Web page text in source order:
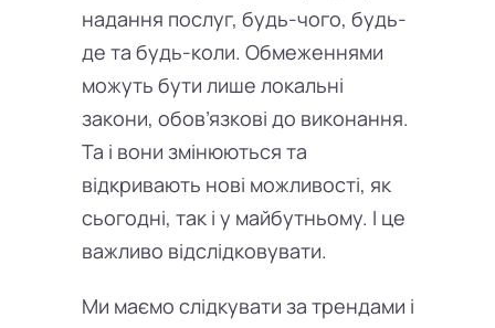
надання послуг, будь-чого, будь-
де та будь-коли. Обмеженнями
можуть бути лише локальні
закони, обов’язкові до виконання.
Та і вони змінюються та
відкривають нові можливості, як
сьогодні, так і у майбутньому. І це
важливо відслідковувати.
Ми маємо слідкувати за трендами і